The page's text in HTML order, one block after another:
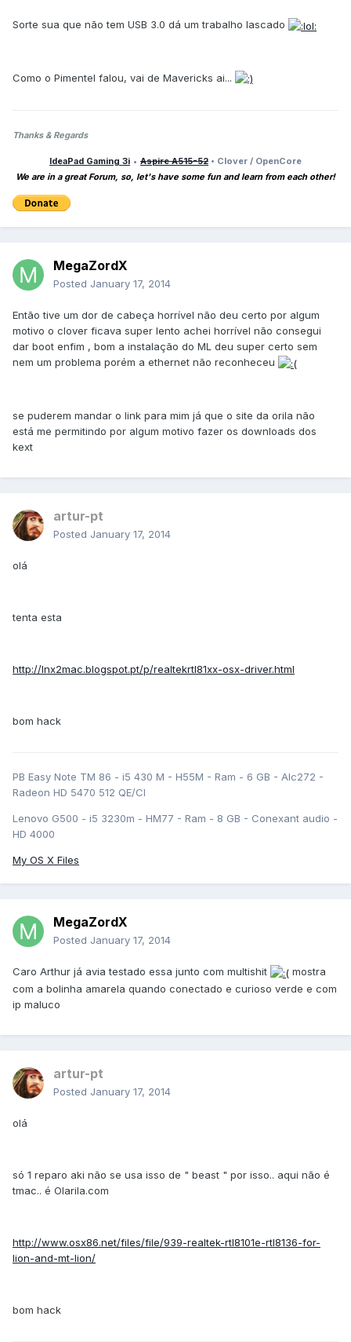
Sorte sua que não tem USB 3.0 dá um trabalho lascado
Como o Pimentel falou, vai de Mavericks ai...
Thanks & Regards
IdeaPad Gaming 3i • Aspire A515-52 • Clover / OpenCore
We are in a great Forum, so, let's have some fun and learn from each other!
MegaZordX
Posted January 17, 2014
Então tive um dor de cabeça horrível não deu certo por algum
motivo o clover ficava super lento achei horrível não consegui
dar boot enfim , bom a instalação do ML deu super certo sem
nem um problema porém a ethernet não reconheceu
se puderem mandar o link para mim já que o site da orila não
está me permitindo por algum motivo fazer os downloads dos
kext
artur-pt
Posted January 17, 2014
olá
tenta esta
http://lnx2mac.blogspot.pt/p/realtekrtl81xx-osx-driver.html
bom hack
PB Easy Note TM 86 - i5 430 M - H55M - Ram - 6 GB - Alc272 -
Radeon HD 5470 512 QE/CI
Lenovo G500 - i5 3230m - HM77 - Ram - 8 GB - Conexant audio -
HD 4000
My OS X Files
MegaZordX
Posted January 17, 2014
Caro Arthur já avia testado essa junto com multishit
mostra
com a bolinha amarela quando conectado e curioso verde e com
ip maluco
artur-pt
Posted January 17, 2014
olá
só 1 reparo aki não se usa isso de " beast " por isso.. aqui não é
tmac.. é Olarila.com
http://www.osx86.net/files/file/939-realtek-rtl8101e-rtl8136-for-
lion-and-mt-lion/
bom hack